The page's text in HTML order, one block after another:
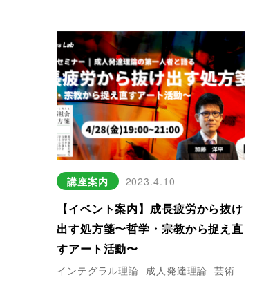
講座案内 2023.4.10
【イベント案内】成長疲労から抜け
出す処方箋〜哲学・宗教から捉え直
すアート活動〜
インテグラル理論 成人発達理論 芸術